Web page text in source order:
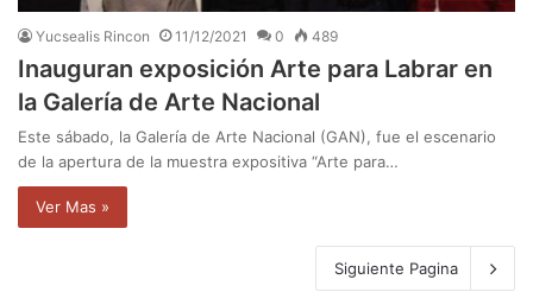
Yucsealis Rincon 11/12/2021 0 489
Inauguran exposición Arte para Labrar en
la Galería de Arte Nacional
Este sábado, la Galería de Arte Nacional (GAN), fue el escenario
de la apertura de la muestra expositiva “Arte para…
Ver Mas »
Siguiente Pagina